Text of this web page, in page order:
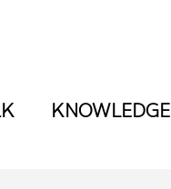
KNOWLEDGE